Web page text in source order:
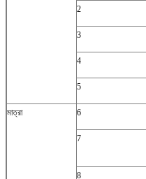
2
3
4
5
মাত্রা 6
7
8